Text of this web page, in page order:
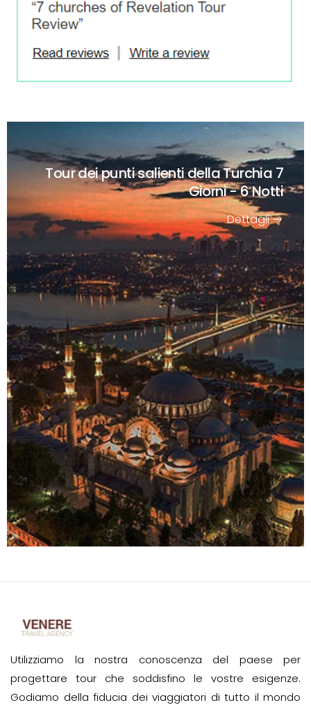
Tour dei punti salienti della Turchia 7
Giorni - 6 Notti
Dettagli
Utilizziamo la nostra conoscenza del paese per
progettare tour che soddisfino le vostre esigenze.
Godiamo della fiducia dei viaggiatori di tutto il mondo